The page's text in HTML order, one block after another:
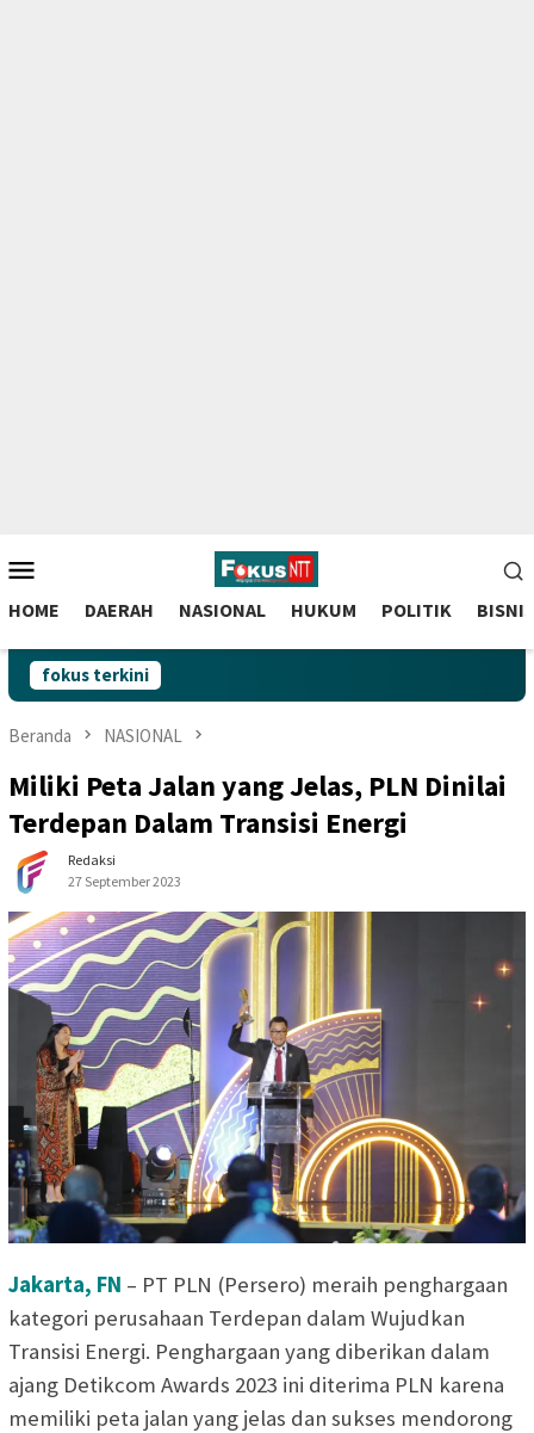
to
contentMobile
HOME DAERAH NASIONAL HUKUM POLITIK BISNIS
fokus terkini
Beranda NASIONAL
Miliki Peta Jalan yang Jelas, PLN Dinilai
Terdepan Dalam Transisi Energi
Redaksi
27 September 2023
Jakarta, FN – PT PLN (Persero) meraih penghargaan
kategori perusahaan Terdepan dalam Wujudkan
Transisi Energi. Penghargaan yang diberikan dalam
ajang Detikcom Awards 2023 ini diterima PLN karena
memiliki peta jalan yang jelas dan sukses mendorong